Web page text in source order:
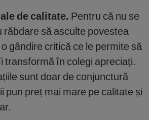
de calitate. Pentru că nu se
răbdare să asculte povestea
gândire critică ce le permite să
transformă în colegi apreciați.
sunt doar de conjunctură
preț mai mare pe calitate și